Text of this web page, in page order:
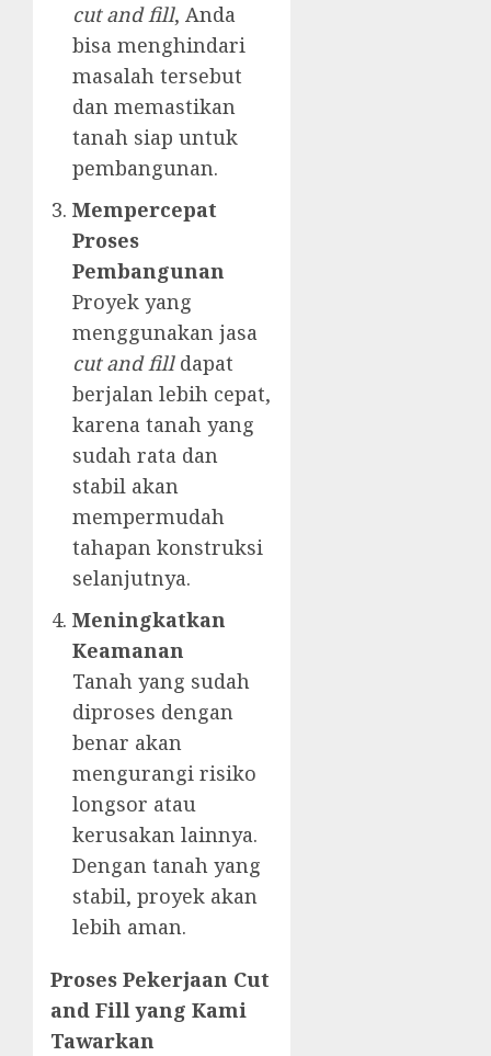
cut and fill, Anda
bisa menghindari
masalah tersebut
dan memastikan
tanah siap untuk
pembangunan.
Mempercepat
Proses
Pembangunan
Proyek yang
menggunakan jasa
cut and filldapat
berjalan lebih cepat,
karena tanah yang
sudah rata dan
stabil akan
mempermudah
tahapan konstruksi
selanjutnya.
Meningkatkan
Keamanan
Tanah yang sudah
diproses dengan
benar akan
mengurangi risiko
longsor atau
kerusakan lainnya.
Dengan tanah yang
stabil, proyek akan
lebih aman.
Proses Pekerjaan Cut
and Fill yang Kami
Tawarkan